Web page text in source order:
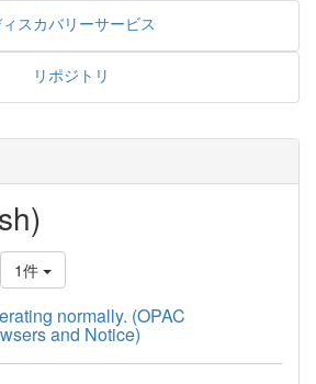
スカバリーサービス
リポジトリ
1件
normally. (OPAC
and Notice)